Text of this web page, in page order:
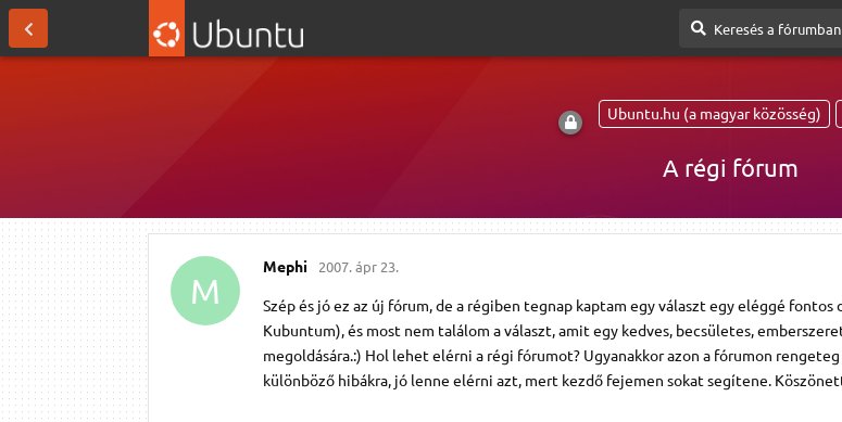
Ubuntu.hu (a magyar közösség)
A régi fórum
M
Mephi 2007. ápr 23.
Szép és jó ez az új fórum, de a régiben tegnap kaptam egy választ egy eléggé fontos
Kubuntum), és most nem találom a választ, amit egy kedves, becsületes,
megoldására.:) Hol lehet elérni a régi fórumot? Ugyanakkor azon a fórumon rengeteg
különböző hibákra, jó lenne elérni azt, mert kezdő fejemen sokat segítene.